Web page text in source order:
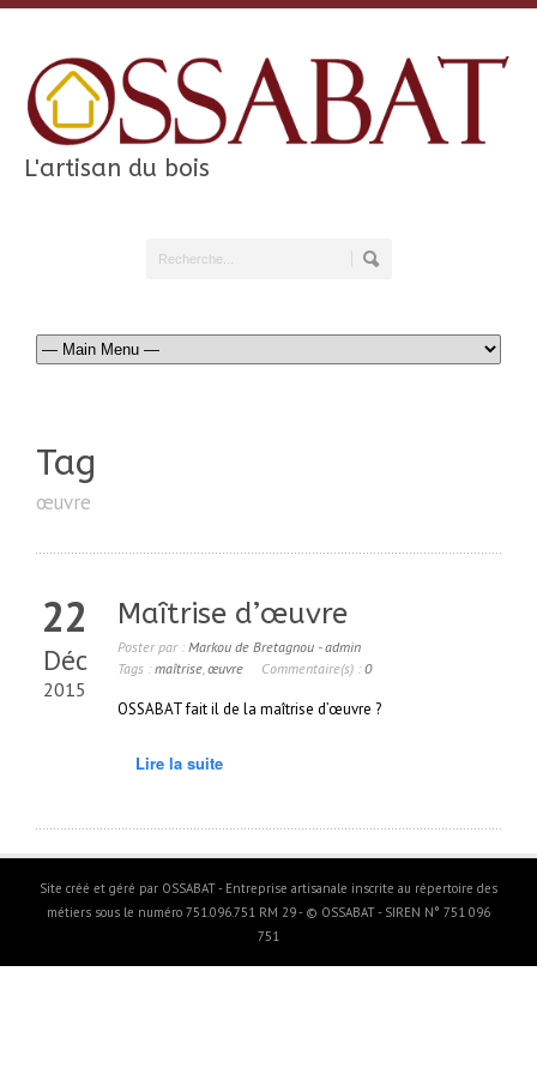
L'artisan du bois
Tag
œuvre
22
Déc
2015
Maîtrise d’œuvre
Poster par : Markou de Bretagnou - admin
Tags : maîtrise œuvre Commentaire(s) : 0
OSSABAT fait il de la maîtrise d’œuvre ?
Lire la suite
Site créé et géré par OSSABAT - Entreprise artisanale inscrite au répertoire des
métiers sous le numéro 751.096.751 RM 29 - © OSSABAT - SIREN N° 751 096
751